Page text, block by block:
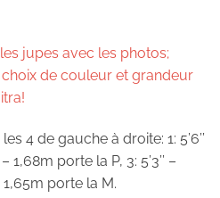
jupes avec les photos;
de couleur et grandeur
4 de gauche à droite: 1: 5’6’’
1,68m porte la P, 3: 5’3’’ –
– 1,65m porte la M.